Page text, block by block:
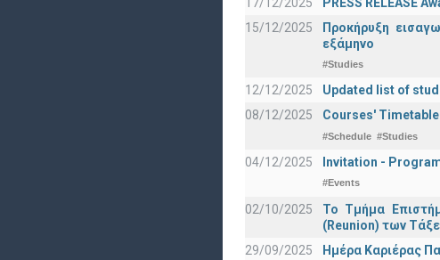
15/12/2025
Προκήρυξη
εξάμηνο
#Studies
12/12/2025
Updated list of
08/12/2025
Courses'
#Schedule #Studies
04/12/2025 Invitation -
#Events
02/10/2025
Το Τμήμα
(Reunion) των
29/09/2025
Ημέρα Καριέρας